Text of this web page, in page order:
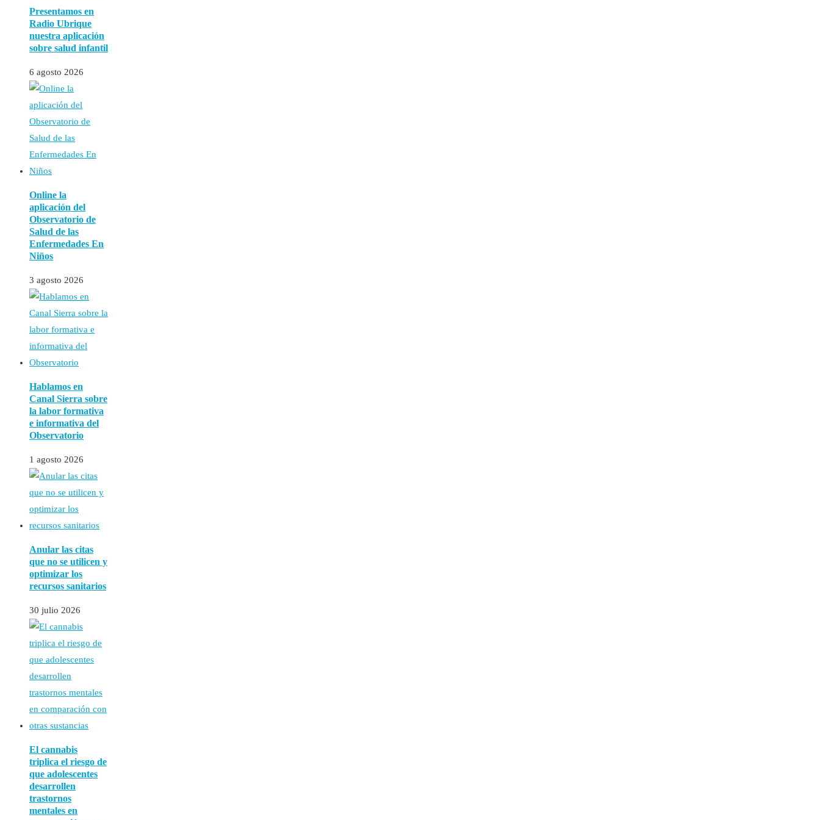
Presentamos en
Radio Ubrique
nuestra aplicación
sobre salud infantil
6 agosto 2026
Online la
aplicación del
Observatorio de
Salud de las
Enfermedades En
Niños
3 agosto 2026
Hablamos en
Canal Sierra sobre
la labor formativa
e informativa del
Observatorio
1 agosto 2026
Anular las citas
que no se utilicen y
optimizar los
recursos sanitarios
30 julio 2026
El cannabis
triplica el riesgo de
que adolescentes
desarrollen
trastornos
mentales en